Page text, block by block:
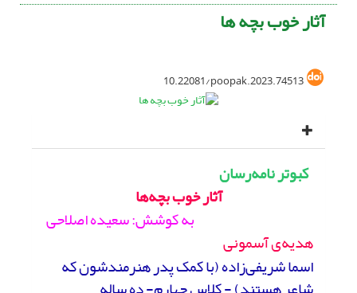
آثار خوب بچه ها
10.22081/poopak.2023.74513
کبوتر نامه‌رسان
آثار خوب بچه‌ها
به کوشش: سعیده اصلاحی
هدیه‌ی آسمونی
اسما شریفی‌زاده (با کمک پدر هنرمندشون که